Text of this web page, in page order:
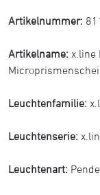
Artikelnummer:
Artikelname: x.line
Leuchtenfamilie:
Leuchtenserie:
Leuchtenart: